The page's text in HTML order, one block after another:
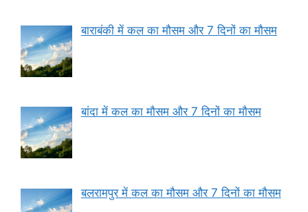
बाराबंकी में कल का मौसम और 7 दिनों का मौसम
बांदा में कल का मौसम और 7 दिनों का मौसम
बलरामपुर में कल का मौसम और 7 दिनों का मौसम